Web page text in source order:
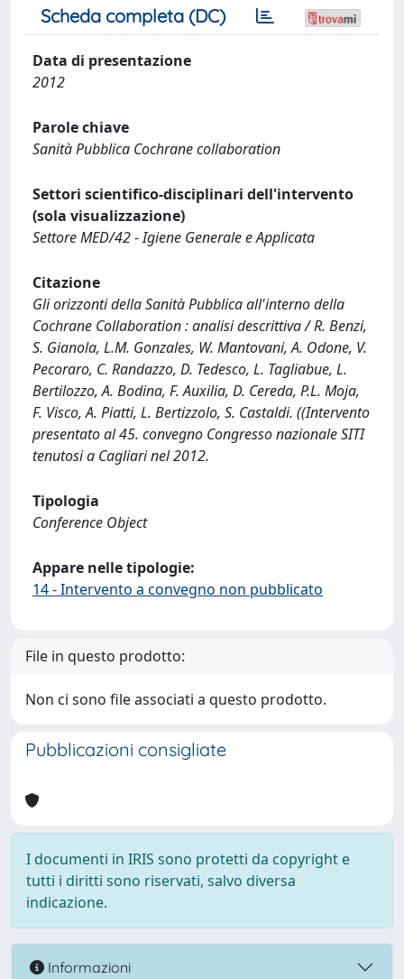
Scheda completa (DC)
Data di presentazione
2012
Parole chiave
Sanità Pubblica Cochrane collaboration
Settori scientifico-disciplinari dell'intervento
(sola visualizzazione)
Settore MED/42 - Igiene Generale e Applicata
Citazione
Gli orizzonti della Sanità Pubblica all'interno della
Cochrane Collaboration : analisi descrittiva / R. Benzi,
S. Gianola, L.M. Gonzales, W. Mantovani, A. Odone, V.
Pecoraro, C. Randazzo, D. Tedesco, L. Tagliabue, L.
Bertilozzo, A. Bodina, F. Auxilia, D. Cereda, P.L. Moja,
F. Visco, A. Piatti, L. Bertizzolo, S. Castaldi. ((Intervento
presentato al 45. convegno Congresso nazionale SITI
tenutosi a Cagliari nel 2012.
Tipologia
Conference Object
Appare nelle tipologie:
14 - Intervento a convegno non pubblicato
File in questo prodotto:
Non ci sono file associati a questo prodotto.
Pubblicazioni consigliate
I documenti in IRIS sono protetti da copyright e
tutti i diritti sono riservati, salvo diversa
indicazione.
Informazioni